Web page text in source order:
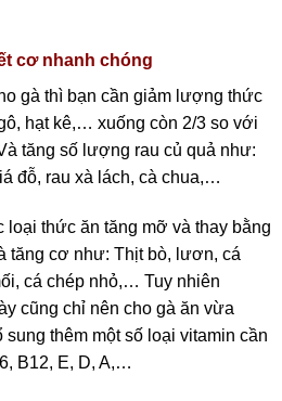
cơ nhanh chóng
gà thì bạn cần giảm lượng thức
hạt kê,… xuống còn 2/3 so với
tăng số lượng rau củ quả như:
đỗ, rau xà lách, cà chua,…
loại thức ăn tăng mỡ và thay bằng
tăng cơ như: Thịt bò, lươn, cá
cá chép nhỏ,… Tuy nhiên
cũng chỉ nên cho gà ăn vừa
sung thêm một số loại vitamin cần
B12, E, D, A,…